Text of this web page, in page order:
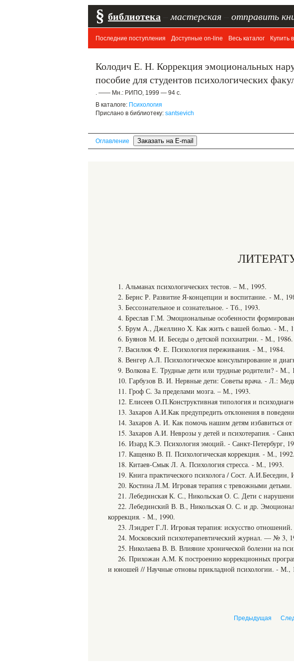
§ библиотека мастерская отправить
Последние поступления Доступные on-line Весь каталог Купить
Колодич Е. Н. Коррекция эмоциональных
пособие для студентов психологических
. —— Мн.: РИПО, 1999 — 94 с.
В каталоге: Психология
Прислано в библиотеку: santsevich
Оглавление
1. Альманах психологических тестов. – М., 1995.
2. Бернс Р. Развитие Я-концепции и воспитание. - М.,
3. Бессознательное и сознательное. - Тб., 1993.
4. Бреслав Г.М. Эмоциональные особенности
5. Брум А., Джеллино X. Как жить с вашей болью. - М.,
6. Буянов М. И. Беседы о детской психиатрии. - М., 1986.
7. Василюк Ф. Е. Психология переживания. - М., 1984.
8. Венгер А.Л. Психологическое консультирование и
9. Волкова Е. Трудные дети или трудные родители? - М.,
10. Гарбузов В. И. Нервные дети: Советы врача. - Л.:
11. Гроф С. За пределами мозга. – М., 1993.
12. Елисеев О.П.Конструктивная типология и
13. Захаров А.И.Как предупредить отклонения в
14. Захаров А. И. Как помочь нашим детям избавиться
15. Захаров А.И. Неврозы у детей и психотерапия. -
16. Изард К.Э. Психология эмоций. - Санкт-Петербург,
17. Кащенко В. П. Психологическая коррекция. - М., 1992.
18. Китаев-Смык Л. А. Психология стресса. - М., 1993.
19. Книга практического психолога / Сост.
20. Костина Л.М. Игровая терапия с тревожными детьми.
21. Лебединская К. С., Никольская О. С. Дети с
22. Лебединский В. В., Никольская О. С. и др.
коррекция. - М., 1990.
23. Лэндрет Г.Л. Игровая терапия: искусство
24. Московский психотерапевтический журнал. — № 3,
25. Николаева В. В. Влияние хронической болезни на
26. Прихожан А.М. К построению коррекционных
и юношей // Научные отновы прикладной психологии. - М.,
Предыдущая